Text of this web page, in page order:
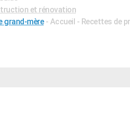
et rénovation
grand-mère - Accueil - Recettes de